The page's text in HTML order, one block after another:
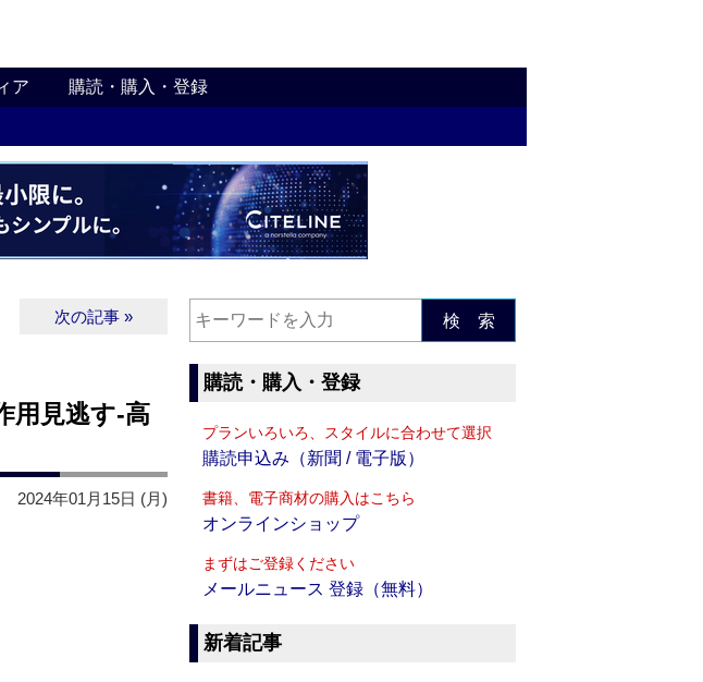
ア 購読・購入・登録
次の記事 »
用見逃す‐高
2024年01月15日 (月)
検 索
購読・購入・登録
プランいろいろ、スタイルに合わせて選択
購読申込み（新聞 / 電子版）
書籍、電子商材の購入はこちら
オンラインショップ
まずはご登録ください
メールニュース 登録（無料）
新着記事